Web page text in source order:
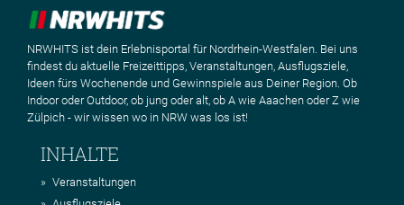
NRWHITS ist dein Erlebnisportal für Nordrhein-Westfalen. Bei uns
findest du aktuelle Freizeittipps, Veranstaltungen, Ausflugsziele,
Ideen fürs Wochenende und Gewinnspiele aus Deiner Region. Ob
Indoor oder Outdoor, ob jung oder alt, ob A wie Aaachen oder Z wie
Zülpich - wir wissen wo in NRW was los ist!
INHALTE
Veranstaltungen